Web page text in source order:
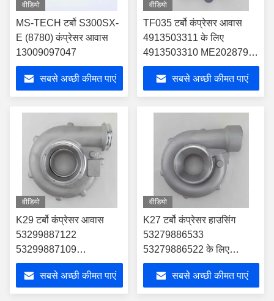
वीडियो
MS-TECH टर्बो S300SX-
E (8780) कंप्रेसर आवास
13009097047
सबसे अच्छी कीमत पाएं
वीडियो
TF035 टर्बो कंप्रेसर आवास
4913503311 के लिए
4913503310 ME202879
4913503300
सबसे अच्छी कीमत पाएं
वीडियो
K29 टर्बो कंप्रेसर आवास
53299887122
53299887109
51091007925
51091007761 टर्बो के लिए
सबसे अच्छी कीमत पाएं
वीडियो
K27 टर्बो कंप्रेसर हाउसिंग
53279886533
53279886522 के लिए
0090961799
A0090961799 टर्बो
सबसे अच्छी कीमत पाएं